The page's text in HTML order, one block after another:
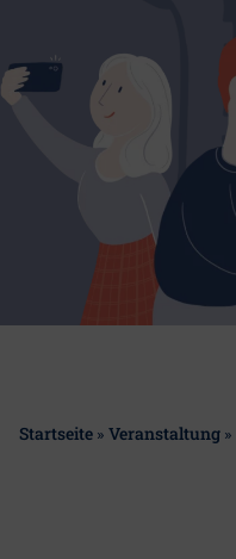
Startseite » Veranstaltung »